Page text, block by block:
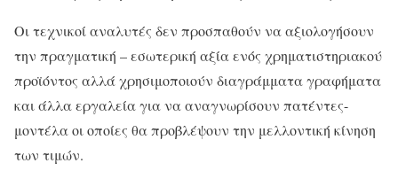
Οι τεχνικοί αναλυτές δεν προσπαθούν να αξιολογήσουν
την πραγματική – εσωτερική αξία ενός χρηματιστηριακού
προϊόντος αλλά χρησιμοποιούν διαγράμματα γραφήματα
και άλλα εργαλεία για να αναγνωρίσουν πατέντες-
μοντέλα οι οποίες θα προβλέψουν την μελλοντική κίνηση
των τιμών.